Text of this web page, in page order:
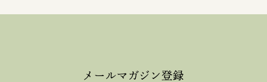
メールマガジン登録